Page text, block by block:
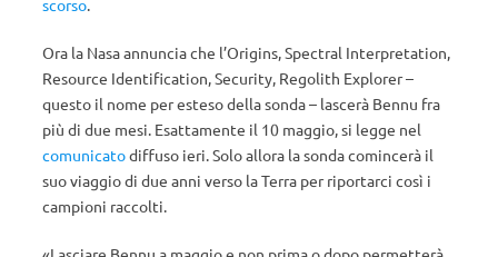
scorso.
Ora la Nasa annuncia che l’Origins, Spectral Interpretation,
Resource Identification, Security, Regolith Explorer –
questo il nome per esteso della sonda – lascerà Bennu fra
più di due mesi. Esattamente il 10 maggio, si legge nel
comunicatodiffuso ieri. Solo allora la sonda comincerà il
suo viaggio di due anni verso la Terra per riportarci così i
campioni raccolti.